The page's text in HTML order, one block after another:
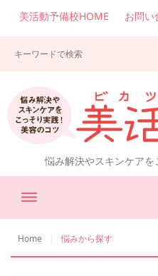
美活動予備校HOME お問い
悩み解決やスキンケア
Home 悩みから探す